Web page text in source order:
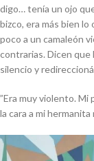
digo… tenía un ojo
bizco, era más bien
poco a un camaleón
contrarias. Dicen que
silencio y
”Era muy violento. Mi
la cara a mi hermanita